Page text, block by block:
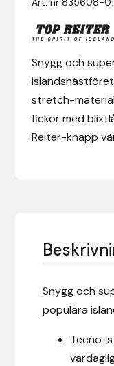
Snygg och
stretch-
fickor med
Reiter-knapp
Snygg och
populära
Tecno-
Eclipse Biofarmab
Ekholm Nordic
Ekol
Eldorado
EQUES
Equipage